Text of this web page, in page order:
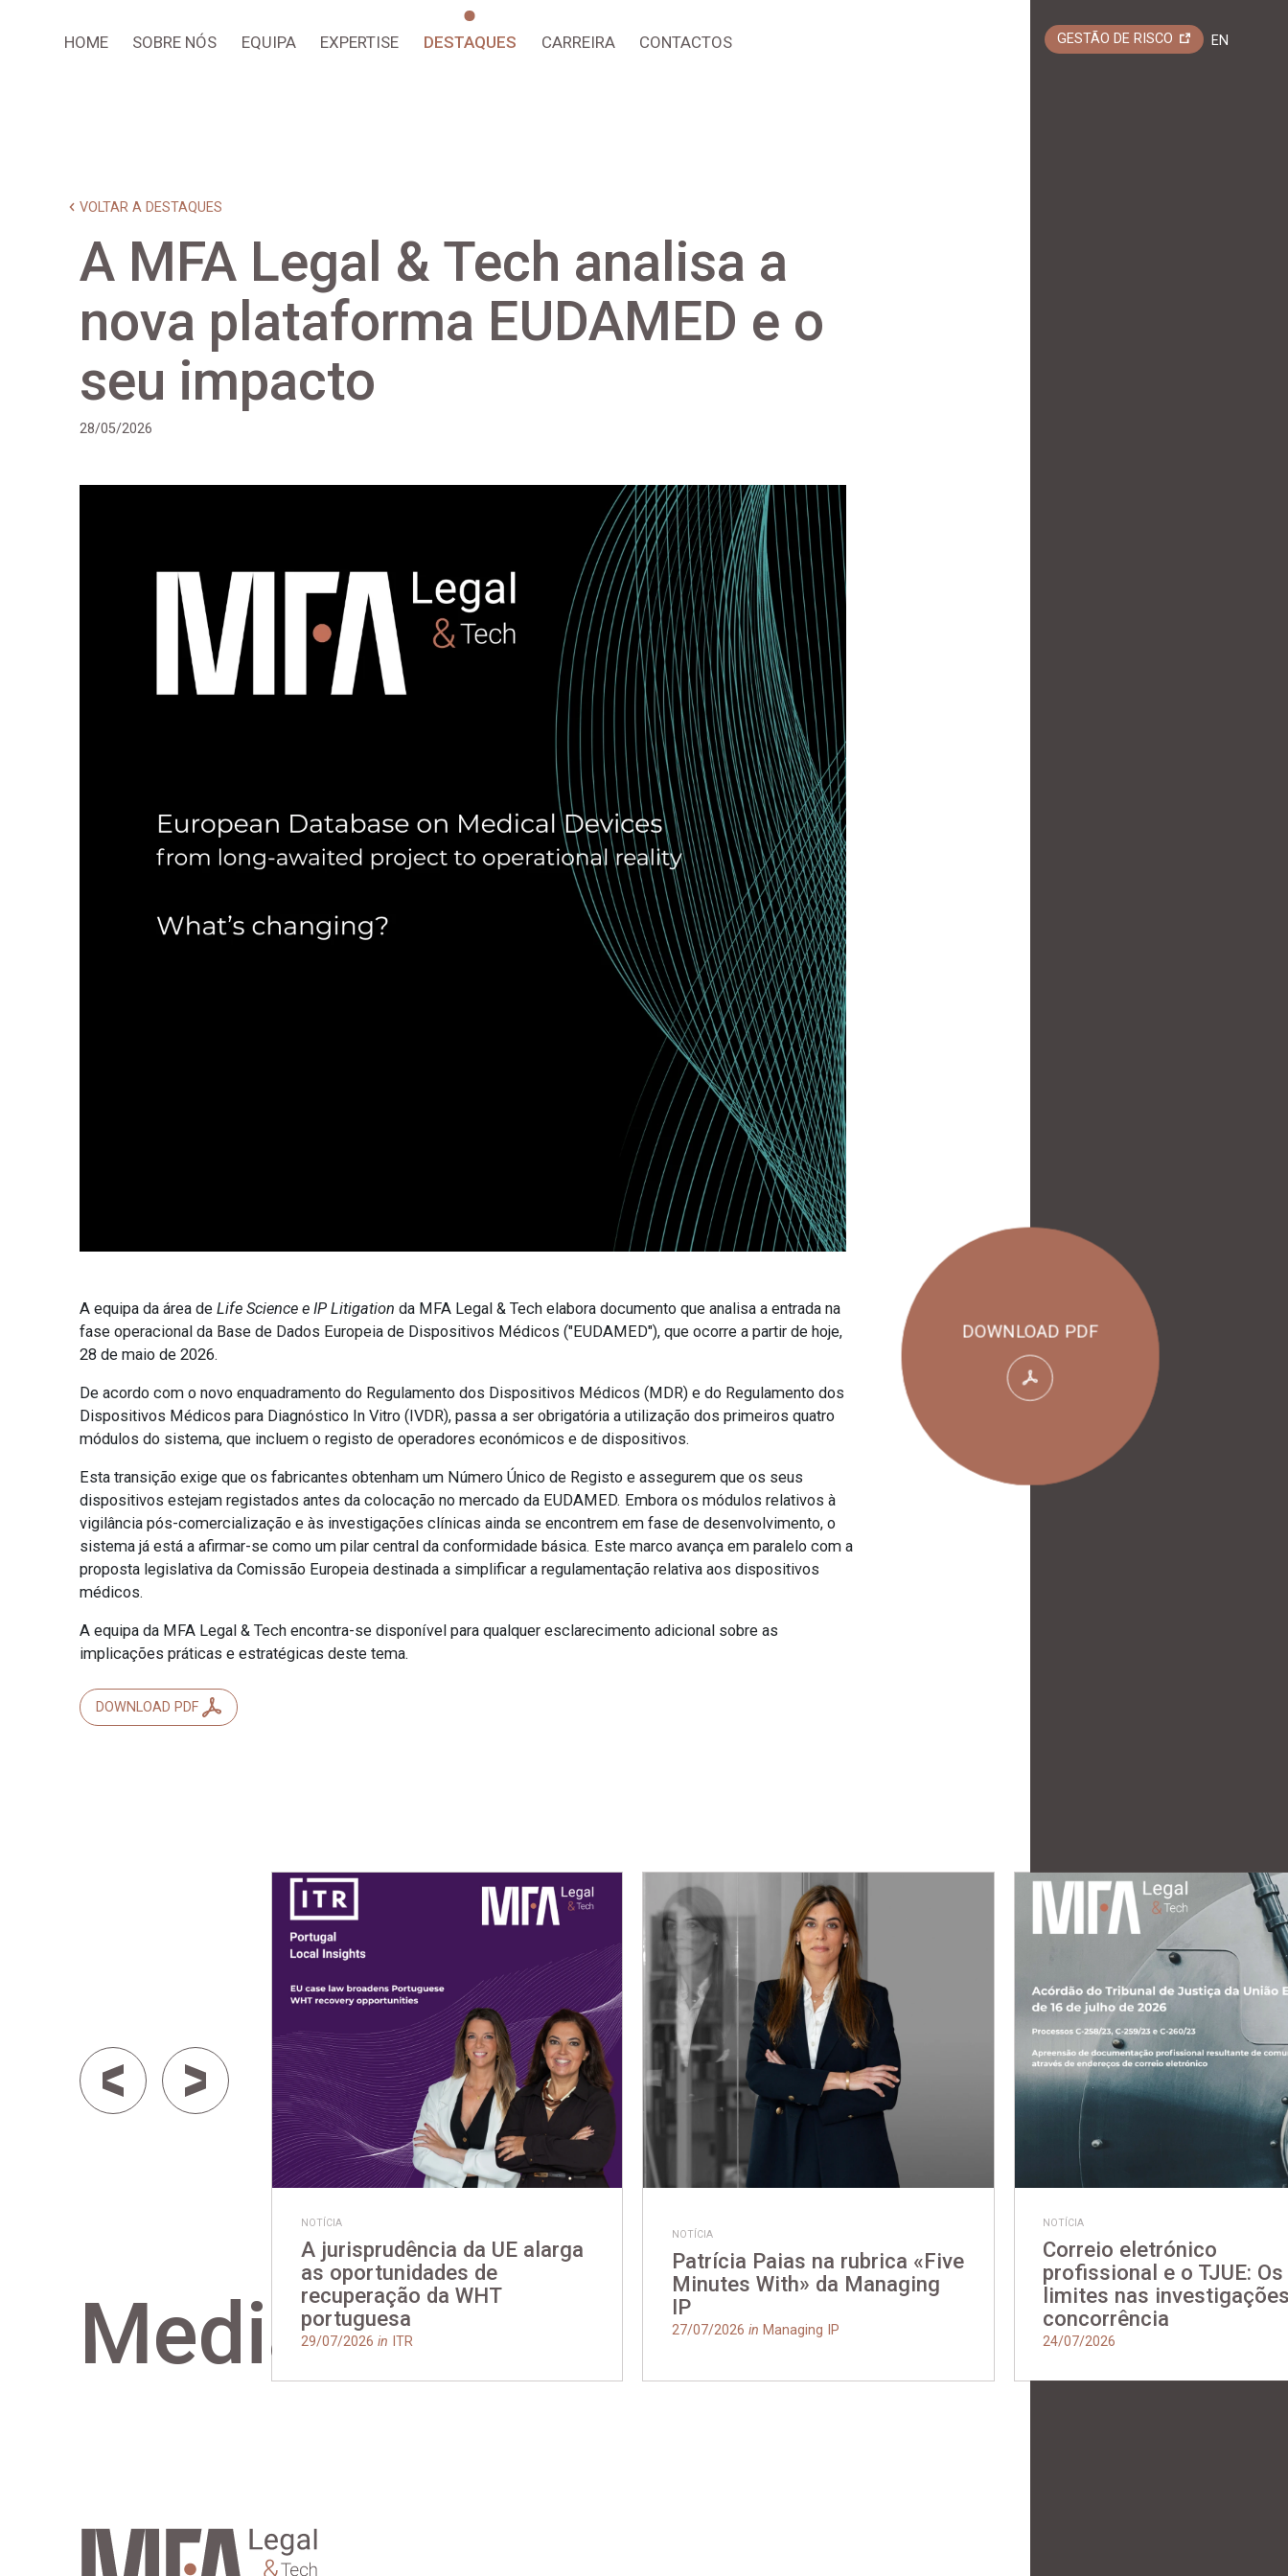
HOME SOBRE NÓS EQUIPA EXPERTISE DESTAQUES CARREIRA CONTACTOS EN
GESTÃO DE RISCO
DOWNLOAD PDF
VOLTAR A DESTAQUES
A MFA Legal & Tech analisa a
nova plataforma EUDAMED e o
seu impacto
28/05/2026
A equipa da área de Life Science e IP Litigation da MFA Legal & Tech elabora documento que analisa a entrada na
fase operacional da Base de Dados Europeia de Dispositivos Médicos ("EUDAMED"), que ocorre a partir de hoje,
28 de maio de 2026.
De acordo com o novo enquadramento do Regulamento dos Dispositivos Médicos (MDR) e do Regulamento dos
Dispositivos Médicos para Diagnóstico In Vitro (IVDR), passa a ser obrigatória a utilização dos primeiros quatro
módulos do sistema, que incluem o registo de operadores económicos e de dispositivos.
Esta transição exige que os fabricantes obtenham um Número Único de Registo e assegurem que os seus
dispositivos estejam registados antes da colocação no mercado da EUDAMED. Embora os módulos relativos à
vigilância pós-comercialização e às investigações clínicas ainda se encontrem em fase de desenvolvimento, o
sistema já está a afirmar-se como um pilar central da conformidade básica. Este marco avança em paralelo com a
proposta legislativa da Comissão Europeia destinada a simplificar a regulamentação relativa aos dispositivos
médicos.
A equipa da MFA Legal & Tech encontra-se disponível para qualquer esclarecimento adicional sobre as
implicações práticas e estratégicas deste tema.
DOWNLOAD PDF
NOTÍCIA
A jurisprudência da UE alarga
as oportunidades de
recuperação da WHT
portuguesa
29/07/2026 in ITR
NOTÍCIA
Patrícia Paias na rubrica «Five
Minutes With» da Managing
IP
27/07/2026in Managing IP
NOTÍCIA
Correio eletrónico
profissional e o TJUE: Os
limites nas
concorrência
24/07/2026
Media